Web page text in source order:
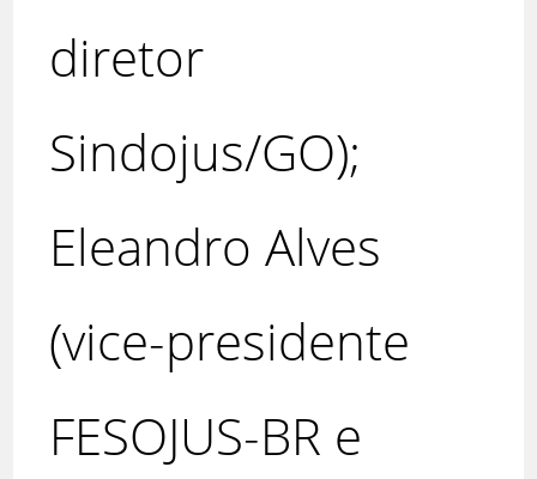
diretor
Sindojus/GO);
Eleandro Alves
(vice-presidente
FESOJUS-BR e